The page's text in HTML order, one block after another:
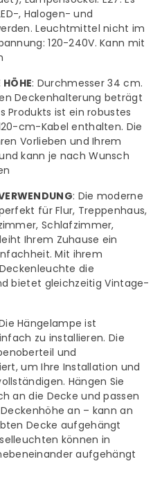
, Halogen- und
Leuchtmittel nicht im
120-240V. Kann mit
HÖHE: Durchmesser 34 cm.
Deckenhalterung beträgt
Produkts ist ein robustes
cm-Kabel enthalten. Die
Vorlieben und Ihrem
kann je nach Wunsch
: Die moderne
für Flur, Treppenhaus,
Schlafzimmer,
Ihrem Zuhause ein
Mit ihrem
die
bietet gleichzeitig Vintage-
Hängelampe ist
zu installieren. Die
und
um Ihre Installation und
Hängen Sie
an die Decke und passen
an – kann an
Decke aufgehängt
können in
aufgehängt